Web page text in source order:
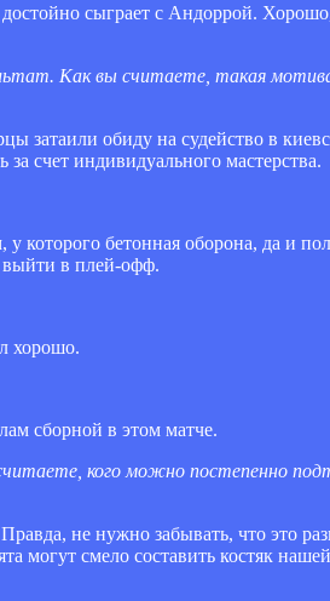
сыграет с Андоррой.
Как вы считаете, такая
затаили обиду на судейство в
счет индивидуального мастерства.
которого бетонная оборона, да и
выйти в плей-офф.
хорошо.
сборной в этом матче.
кого можно постепенно
не нужно забывать, что это
могут смело составить костяк